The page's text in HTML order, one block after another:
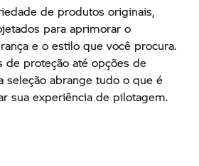
de produtos originais,
para aprimorar o
e o estilo que você procura.
de proteção até opções de
seleção abrange tudo o que é
sua experiência de pilotagem.